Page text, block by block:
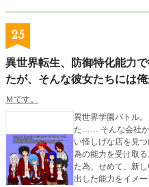
25
異世界転生、防御特化能力
たが、そんな彼女たちには俺
Ｍです。
異世界学園バトル
た…… そんな会社か
い怪しげな店を見
為の能力を受け取
た為、せめて、新
出した能力をイメージする。 目を覚ます